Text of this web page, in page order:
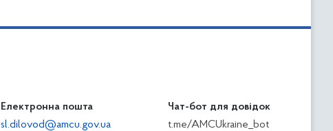
Електронна пошта
sl.dilovod@amcu.gov.ua
Чат-бот для довідок
t.me/AMCUkraine_bot